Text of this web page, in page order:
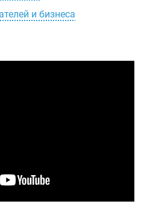
и бизнеса